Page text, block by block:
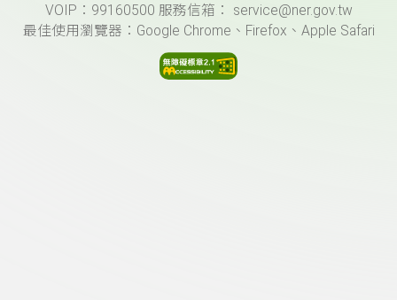
VOIP：99160500 服務信箱： service@ner.gov.tw
最佳使用瀏覽器：Google Chrome、Firefox、Apple Safari